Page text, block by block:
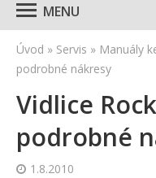
MENU
Úvod » Servis » Manuály
podrobné nákresy
Vidlice
podrobné
1.8.2010